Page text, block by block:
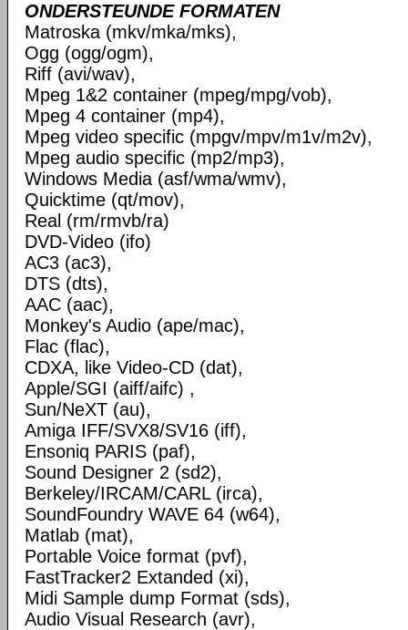
ONDERSTEUNDE FORMATEN
Matroska (mkv/mka/mks),
Ogg (ogg/ogm),
Riff (avi/wav),
Mpeg 1&2 container (mpeg/mpg/vob),
Mpeg 4 container (mp4),
Mpeg video specific (mpgv/mpv/m1v/m2v),
Mpeg audio specific (mp2/mp3),
Windows Media (asf/wma/wmv),
Quicktime (qt/mov),
Real (rm/rmvb/ra)
DVD-Video (ifo)
AC3 (ac3),
DTS (dts),
AAC (aac),
Monkey's Audio (ape/mac),
Flac (flac),
CDXA, like Video-CD (dat),
Apple/SGI (aiff/aifc) ,
Sun/NeXT (au),
Amiga IFF/SVX8/SV16 (iff),
Ensoniq PARIS (paf),
Sound Designer 2 (sd2),
Berkeley/IRCAM/CARL (irca),
SoundFoundry WAVE 64 (w64),
Matlab (mat),
Portable Voice format (pvf),
FastTracker2 Extanded (xi),
Midi Sample dump Format (sds),
Audio Visual Research (avr),